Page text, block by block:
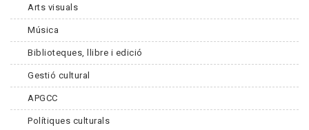
Arts visuals
Música
Biblioteques, llibre i edició
Gestió cultural
APGCC
Polítiques culturals